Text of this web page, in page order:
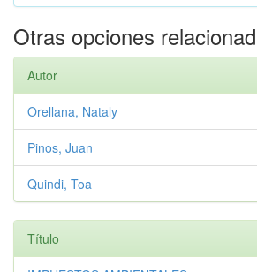
Otras opciones
Autor
Orellana, Nataly
Pinos, Juan
Quindi, Toa
Título